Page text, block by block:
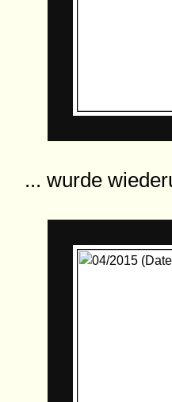
... wurde